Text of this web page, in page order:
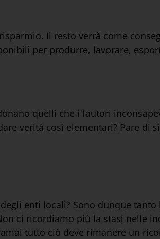
Il resto verrà come
per produrre, lavorare,
quelli che i fautori
verità così elementari? Pare di
enti locali? Sono dunque
ci ricordiamo più la stasi nelle
tutto ciò deve rimanere un